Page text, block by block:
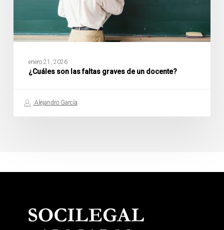
enero 21, 2026
¿Cuáles son las faltas graves de un docente?
Alejandro García